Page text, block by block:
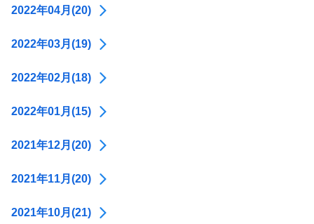
2022年04月(20)
2022年03月(19)
2022年02月(18)
2022年01月(15)
2021年12月(20)
2021年11月(20)
2021年10月(21)